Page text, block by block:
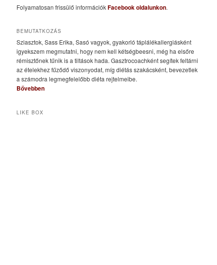
Folyamatosan frissülő információkFacebook oldalunkon.
BEMUTATKOZÁS
Sziasztok, Sass Erika, Sasó vagyok, gyakorló táplálékallergiásként
igyekszem megmutatni, hogy nem kell kétségbeesni, még ha elsőre
rémisztőnek tűnik is a tiltások hada. Gasztrocoachként segítek feltárni
az ételekhez fűződő viszonyodat, míg diétás szakácsként, bevezetlek
a számodra legmegfelelőbb diéta rejtelmeibe.
Bővebben
LIKE BOX